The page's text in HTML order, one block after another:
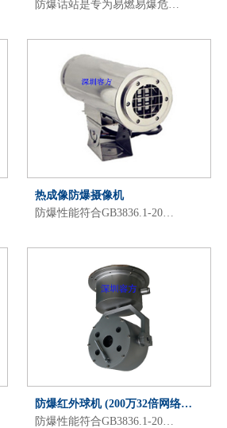
防爆话站是专为易燃易爆危…
热成像防爆摄像机
防爆性能符合GB3836.1-20…
防爆红外球机 (200万32倍网络…
防爆性能符合GB3836.1-20…